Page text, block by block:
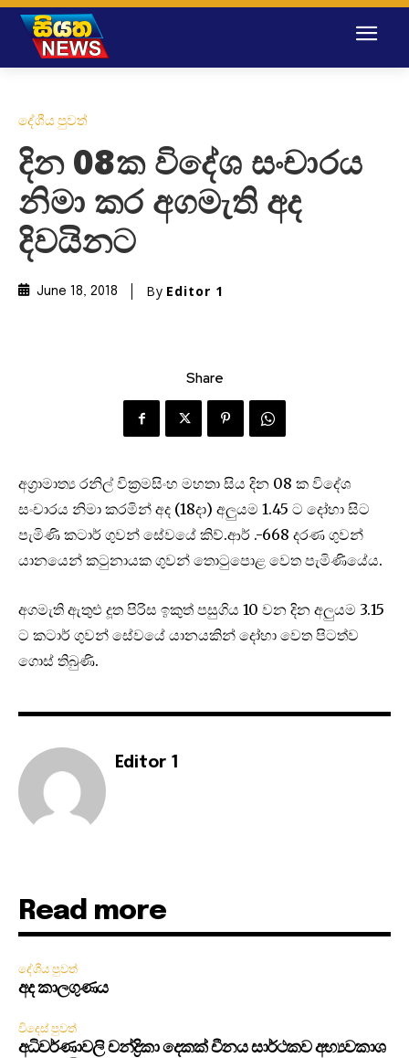
දේශීය පුවත්
දින 08ක විදේශ සංචාරය
නිමා කර අගමැති අද
දිවයිනට
June 18, 2018 By Editor 1
Share
අග්‍රාමාත්‍ය රනිල් වික්‍රමසිංහ මහතා සිය දින 08 ක විදේශ
සංචාරය නිමා කරමින් අද (18දා) අලුයම 1.45 ට දෝහා සිට
පැමිණි කටාර් ගුවන් සේවයේ කිව්.ආර් .-668 දරණ ගුවන්
යානයෙන් කටුනායක ගුවන් තොටුපොළ වෙත පැමිණියේය.
අගමැති ඇතුළු දූත පිරිස ඉකුත් පසුගිය 10 වන දින අලුයම 3.15
ට කටාර් ගුවන් සේවයේ යානයකින් දෝහා වෙත පිටත්ව
ගොස් තිබුණි.
Editor 1
Read more
දේශීය පුවත්
අද කාලගුණය
විදෙස් පුවත්
අධිවර්ණාවලි චන්ද්‍රිකා දෙකක් චීනය සාර්ථකව අභ්‍යවකාශ